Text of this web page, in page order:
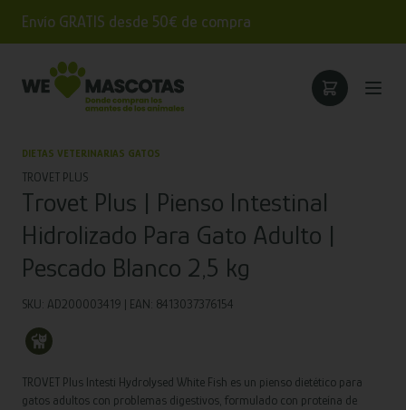
Envío GRATIS desde 50€ de compra
DIETAS VETERINARIAS GATOS
TROVET PLUS
Trovet Plus | Pienso Intestinal
Hidrolizado Para Gato Adulto |
Pescado Blanco 2,5 kg
SKU: AD200003419 | EAN: 8413037376154
TROVET Plus Intesti Hydrolysed White Fish es un pienso dietético para
gatos adultos con problemas digestivos, formulado con proteína de